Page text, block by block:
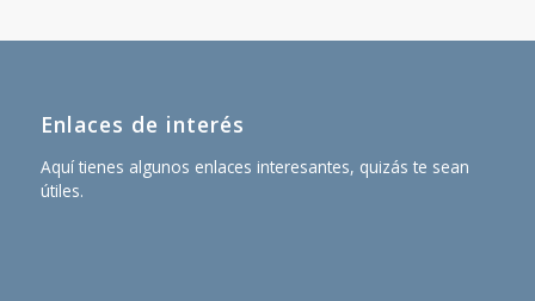
Enlaces de interés
Aquí tienes algunos enlaces interesantes, quizás te sean
útiles.